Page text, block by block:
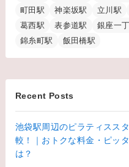
町田駅
神楽坂駅 立川駅
葛西駅
表参道駅 銀座一
錦糸町駅
飯田橋駅
Recent Posts
池袋駅周辺のピラティスス
較！｜おトクな料金・ピッ
は？